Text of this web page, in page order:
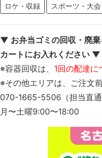
ロケ・収録 スポーツ・大会
▼ お弁当ゴミの回収・廃
カートにお入れください ▼
※容器回収は、 1回の配達に
※その他エリアは、ご注文
070-1665-5506（担当直
月〜土曜9:00〜18:00